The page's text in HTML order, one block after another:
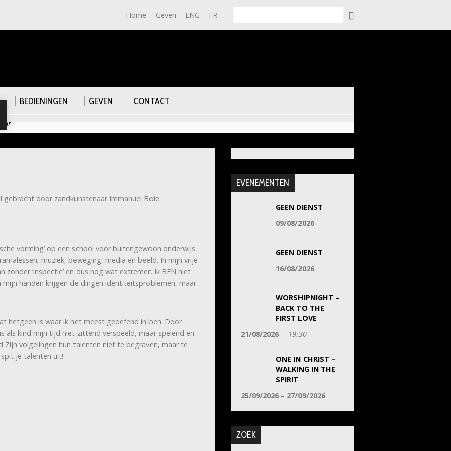
Home Geven ENG FR
BEDIENINGEN GEVEN CONTACT
gebracht door zandkunstenaar Immanuel Boie.
vorming’ op een school voor buitengewoon onderwijs.
muziek, beweging, media en beeld. In mijn vrije
‘inspectie’ en dus nog wat extremer. Ik BEN niet
mijn handen krijgen de dingen identiteitsproblemen, maar
hetgeen is waar ik het meest geoefend in ben. Door
als kind mijn tijd niet zittend verspeeld, maar spelend en
Zijn volgelingen hun talenten niet te begraven, maar te
je talenten uit!
EVENEMENTEN
GEEN DIENST
09/08/2026
GEEN DIENST
16/08/2026
WORSHIPNIGHT –
BACK TO THE
FIRST LOVE
21/08/2026
19:30
ONE IN CHRIST –
WALKING IN THE
SPIRIT
25/09/2026 – 27/09/2026
ZOEK